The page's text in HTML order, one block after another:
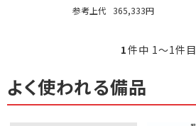
参考上代
365,333円
1件中 1〜1件目
よく使われる備品